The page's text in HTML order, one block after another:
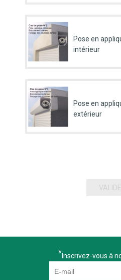
Pose en
intérieur
Pose en
extérieur
Inscrivez-vous à